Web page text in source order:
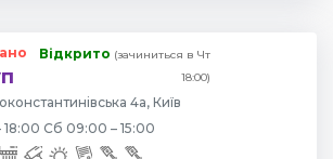
Відкрито (зачиниться в Чт
18:00)
4а, Київ
Сб 09:00 – 15:00